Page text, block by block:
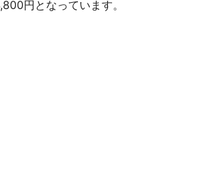
円となっています。